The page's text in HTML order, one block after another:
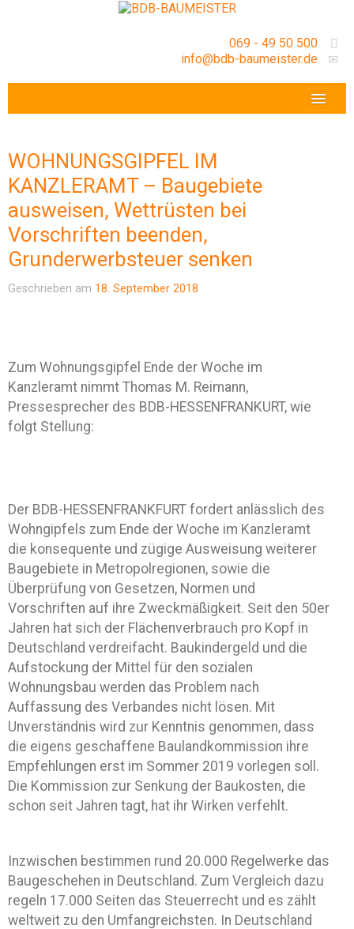
069 - 49 50 500
info@bdb-baumeister.de
GESCHÄFTSSTELLE
WOHNUNGSGIPFEL IM
KANZLERAMT – Baugebiete
ausweisen, Wettrüsten bei
Vorschriften beenden,
Grunderwerbsteuer senken
Geschrieben am 18. September 2018
Zum Wohnungsgipfel Ende der Woche im
Kanzleramt nimmt Thomas M. Reimann,
Pressesprecher des BDB-HESSENFRANKURT, wie
folgt Stellung:
Der BDB-HESSENFRANKFURT fordert anlässlich des
Wohngipfels zum Ende der Woche im Kanzleramt
die konsequente und zügige Ausweisung weiterer
Baugebiete in Metropolregionen, sowie die
Überprüfung von Gesetzen, Normen und
Vorschriften auf ihre Zweckmäßigkeit. Seit den 50er
Jahren hat sich der Flächenverbrauch pro Kopf in
Deutschland verdreifacht. Baukindergeld und die
Aufstockung der Mittel für den sozialen
Wohnungsbau werden das Problem nach
Auffassung des Verbandes nicht lösen. Mit
Unverständnis wird zur Kenntnis genommen, dass
die eigens geschaffene Baulandkommission ihre
Empfehlungen erst im Sommer 2019 vorlegen soll.
Die Kommission zur Senkung der Baukosten, die
schon seit Jahren tagt, hat ihr Wirken verfehlt.
Inzwischen bestimmen rund 20.000 Regelwerke das
Baugeschehen in Deutschland. Zum Vergleich dazu
regeln 17.000 Seiten das Steuerrecht und es zählt
weltweit zu den Umfangreichsten. In Deutschland